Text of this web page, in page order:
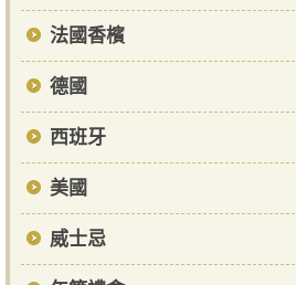
法國香檳
德國
西班牙
美國
威士忌